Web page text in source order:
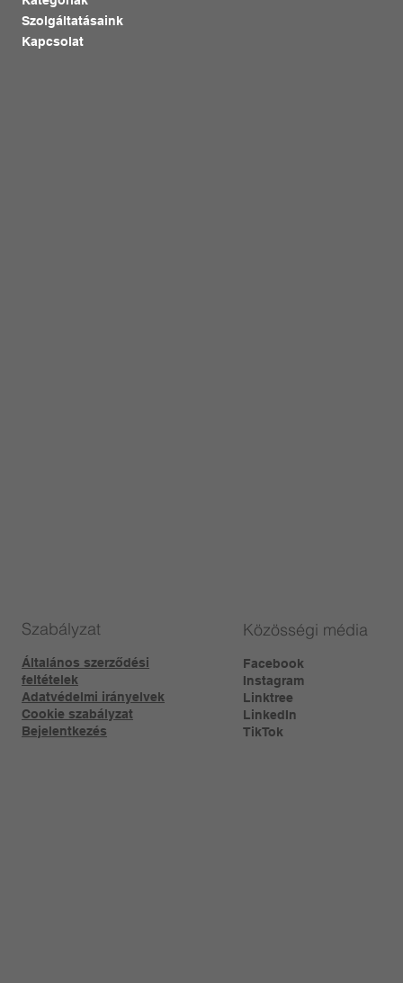
Szabályzat
Általános szerződési
feltételek
Adatvédelmi irányelvek
Cookie szabályzat
Bejelentkezés
Szolgáltatásaink
Kapcsolat
Közösségi média
Facebook
Instagram
Linktree​
LinkedIn
TikTok